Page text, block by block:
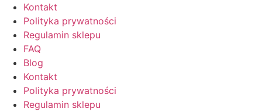
Kontakt
Polityka prywatności
Regulamin sklepu
FAQ
Blog
Kontakt
Polityka prywatności
Regulamin sklepu